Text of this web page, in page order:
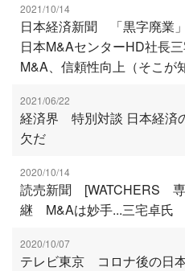
2021/10/14
日本経済新聞 「黒字廃業
日本M&AセンターHD社長
M&A、信頼性向上（そこが
2021/06/22
経済界 特別対談 日本経済
欠だ
2020/10/14
読売新聞 [WATCHERS 専
継 M&Aは妙手...三宅卓氏
2020/10/07
テレビ東京 コロナ後の日